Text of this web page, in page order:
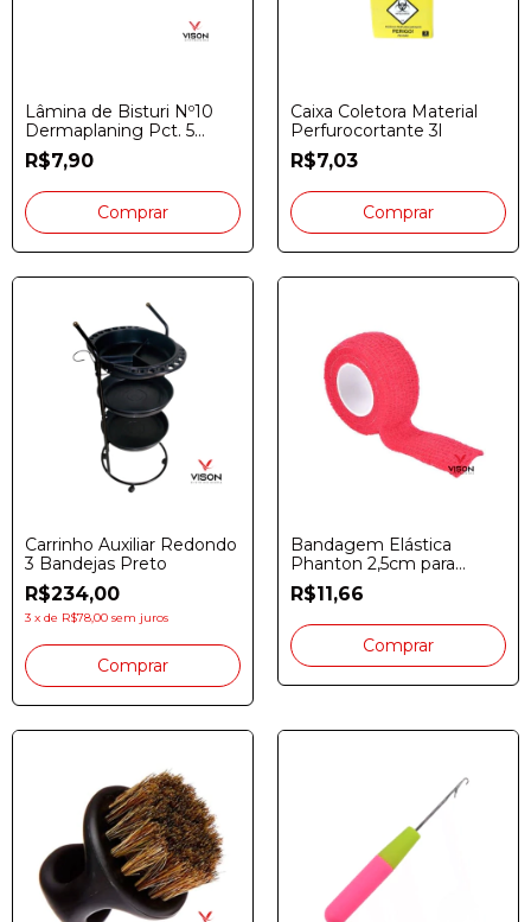
Lâmina de Bisturi Nº10
Dermaplaning Pct. 5
Unidades
R$7,90
Caixa Coletora Material
Perfurocortante 3l
R$7,03
Carrinho Auxiliar Redondo
3 Bandejas Preto
R$234,00
3 x de R$78,00 sem juros
Bandagem Elástica
Phanton 2,5cm para
Dermógrafo
R$11,66